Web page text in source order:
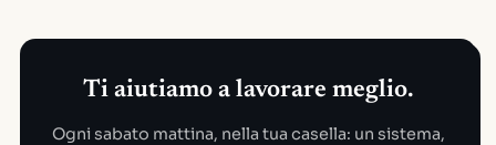
Ti aiutiamo a lavorare meglio.
Ogni sabato mattina, nella tua casella: un sistema,